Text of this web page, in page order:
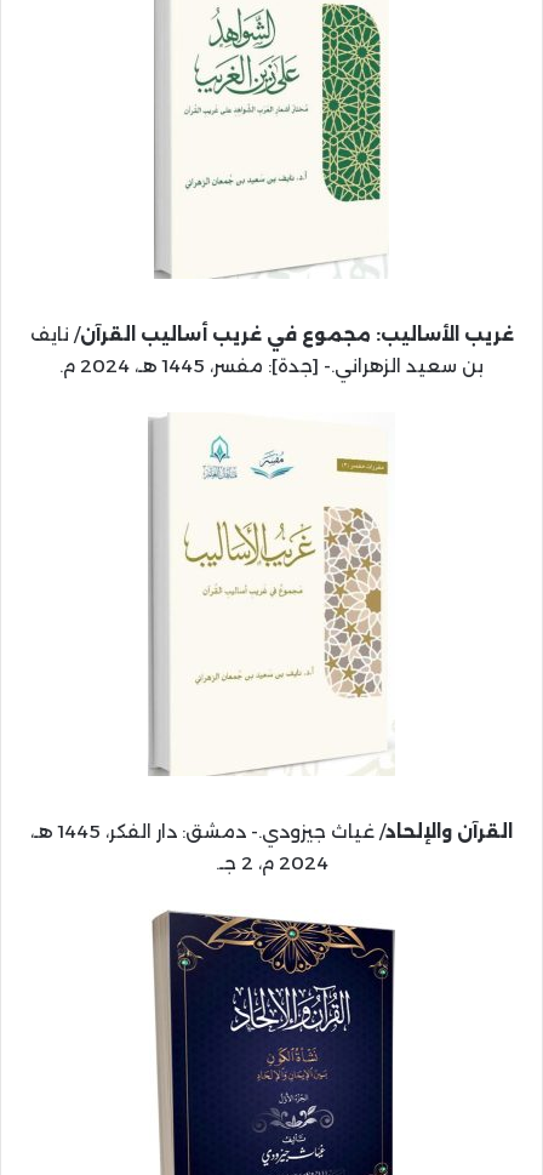
غريب الأساليب: مجموع في غريب أساليب القرآن/ نايف
بن سعيد الزهراني.- [جدة]: مفسر، 1445 هـ، 2024 م.
القرآن والإلحاد
/ غياث جيزودي.- دمشق: دار الفكر، 1445 هـ،
2024 م، 2 جـ.